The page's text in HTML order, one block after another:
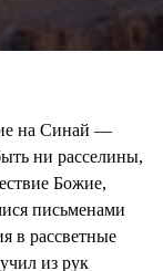
на Синай —
ни расселины,
Божие,
письменами
в рассветные
из рук